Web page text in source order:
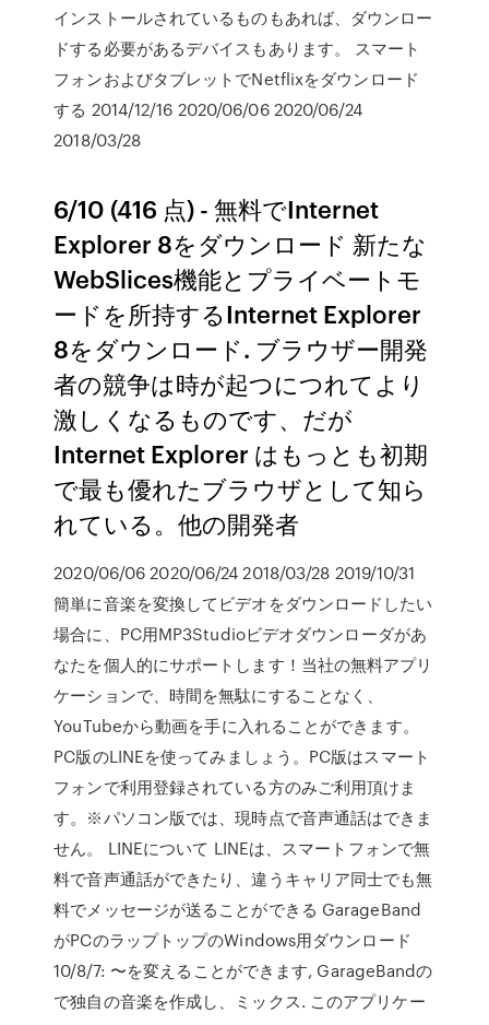
インストールされているものもあれば、ダウンロー
ドする必要があるデバイスもあります。 スマート
フォンおよびタブレットでNetflixをダウンロード
する 2014/12/16 2020/06/06 2020/06/24
2018/03/28
6/10 (416 点) - 無料でInternet
Explorer 8をダウンロード 新たな
WebSlices機能とプライベートモ
ードを所持するInternet Explorer
8をダウンロード. ブラウザー開発
者の競争は時が起つにつれてより
激しくなるものです、だが
Internet Explorer はもっとも初期
で最も優れたブラウザとして知ら
れている。他の開発者
2020/06/06 2020/06/24 2018/03/28 2019/10/31
簡単に音楽を変換してビデオをダウンロードしたい
場合に、PC用MP3Studioビデオダウンローダがあ
なたを個人的にサポートします！当社の無料アプリ
ケーションで、時間を無駄にすることなく、
YouTubeから動画を手に入れることができます。
PC版のLINEを使ってみましょう。PC版はスマート
フォンで利用登録されている方のみご利用頂けま
す。※パソコン版では、現時点で音声通話はできま
せん。 LINEについて LINEは、スマートフォンで無
料で音声通話ができたり、違うキャリア同士でも無
料でメッセージが送ることができる GarageBand
がPCのラップトップのWindows用ダウンロード
10/8/7: 〜を変えることができます, GarageBandの
で独自の音楽を作成し、ミックス. このアプリケー